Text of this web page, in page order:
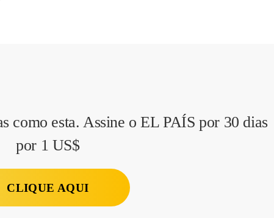
como esta. Assine o EL PAÍS por 30 dias
por 1 US$
CLIQUE AQUI